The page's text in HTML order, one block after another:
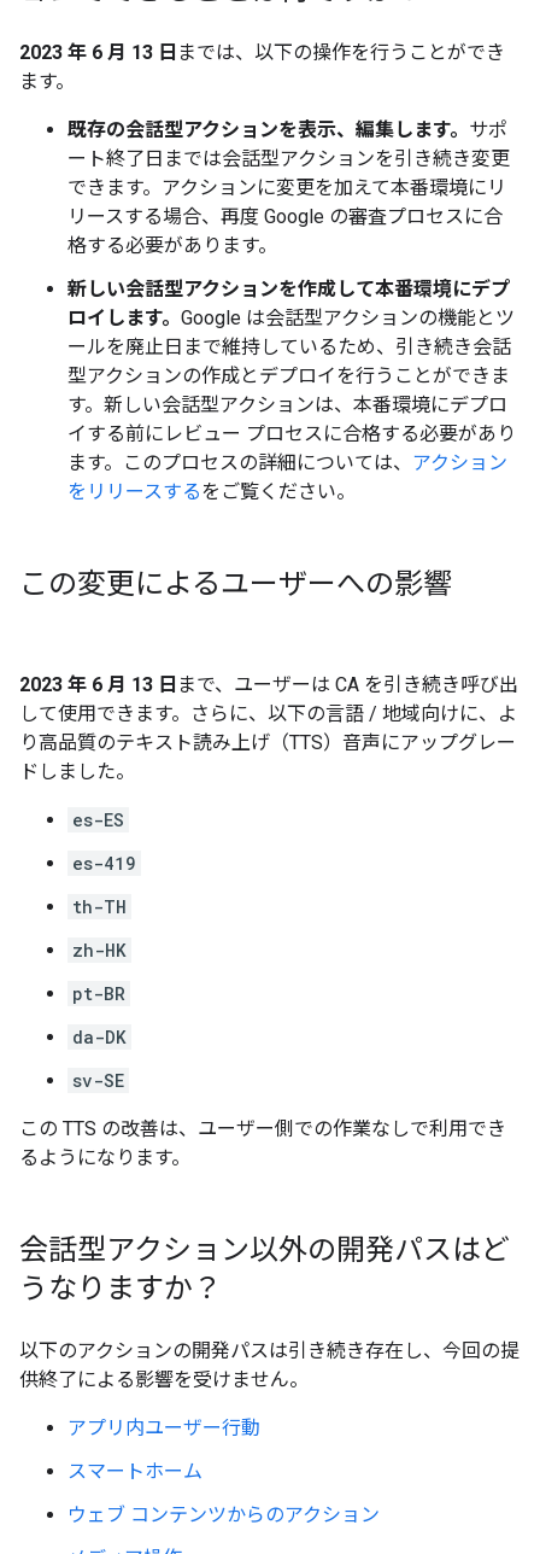
2023 年 6 月 13 日 までは、以下の操作を行うことができ
ます。
既存の会話型アクションを表示、編集します。 サポ
ート終了日までは会話型アクションを引き続き変更
できます。アクションに変更を加えて本番環境にリ
リースする場合、再度 Google の審査プロセスに合
格する必要があります。
新しい会話型アクションを作成して本番環境にデプ
ロイします。 Google は会話型アクションの機能とツ
ールを廃止日まで維持しているため、引き続き会話
型アクションの作成とデプロイを行うことができま
す。新しい会話型アクションは、本番環境にデプロ
イする前にレビュー プロセスに合格する必要があり
ます。このプロセスの詳細については、 アクション
をリリースするをご覧ください。
この変更によるユーザーへの影響
2023 年 6 月 13 日 まで、ユーザーは CA を引き続き呼び出
して使用できます。さらに、以下の言語 / 地域向けに、よ
り高品質のテキスト読み上げ（TTS）音声にアップグレー
ドしました。
es-ES
es-419
th-TH
zh-HK
pt-BR
da-DK
sv-SE
この TTS の改善は、ユーザー側での作業なしで利用でき
るようになります。
会話型アクション以外の開発パスはど
うなりますか？
以下のアクションの開発パスは引き続き存在し、今回の提
供終了による影響を受けません。
アプリ内ユーザー行動
スマートホーム
ウェブ コンテンツからのアクション